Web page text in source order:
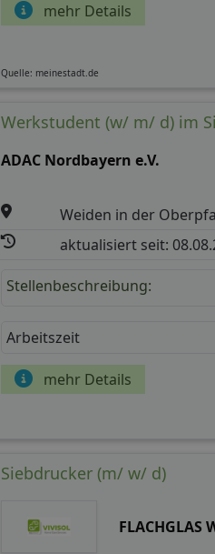
mehr Details
Quelle: meinestadt.de
Werkstudent (w/ m/ d) im
ADAC Nordbayern e.V.
Weiden in der
aktualisiert seit:
Stellenbeschreibung:
Arbeitszeit
mehr Details
Siebdrucker (m/ w/ d)
FLACHGLAS